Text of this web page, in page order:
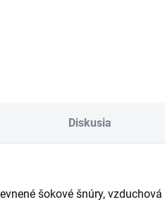
Diskusia
šokové šnúry,